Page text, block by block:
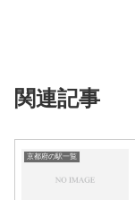
関連記事
京都府の駅一覧